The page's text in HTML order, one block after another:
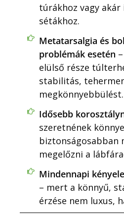
túrákhoz vagy akár
sétákhoz.
Metatarsalgia és
problémák esetén
elülső része
stabilitás,
megkönnyebbülést.
Idősebb
szeretnének
biztonságosabban
megelőzni a
Mindennapi
– mert a könnyű,
érzése nem luxus,